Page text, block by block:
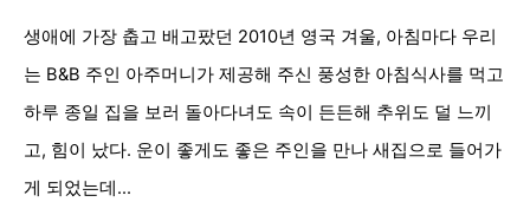
생애에 가장 춥고 배고팠던 2010년 영국 겨울, 아침마다 우리
는 B&B 주인 아주머니가 제공해 주신 풍성한 아침식사를 먹고
하루 종일 집을 보러 돌아다녀도 속이 든든해 추위도 덜 느끼
고, 힘이 났다. 운이 좋게도 좋은 주인을 만나 새집으로 들어가
게 되었는데...